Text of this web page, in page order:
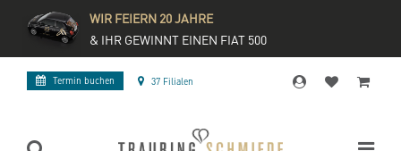
WIR FEIERN 20 JAHRE
& IHR GEWINNT EINEN FIAT 500
Termin buchen 37 Filialen